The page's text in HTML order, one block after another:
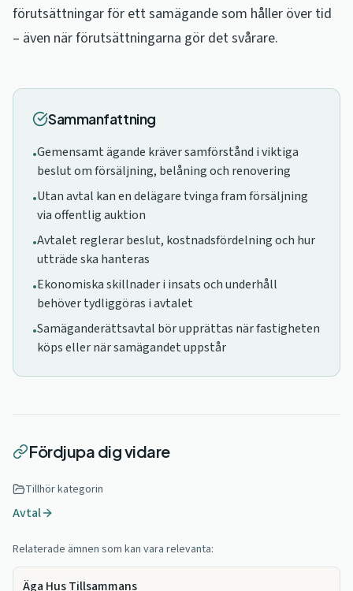
förutsättningar för ett samägande som håller över tid
– även när förutsättningarna gör det svårare.
Sammanfattning
•Gemensamt ägande kräver samförstånd i viktiga
beslut om försäljning, belåning och renovering
•Utan avtal kan en delägare tvinga fram försäljning
via offentlig auktion
•Avtalet reglerar beslut, kostnadsfördelning och hur
utträde ska hanteras
•Ekonomiska skillnader i insats och underhåll
behöver tydliggöras i avtalet
•Samäganderättsavtal bör upprättas när fastigheten
köps eller när samägandet uppstår
Fördjupa dig vidare
Tillhör kategorin
Avtal
Relaterade ämnen som kan vara relevanta:
Äga Hus Tillsammans